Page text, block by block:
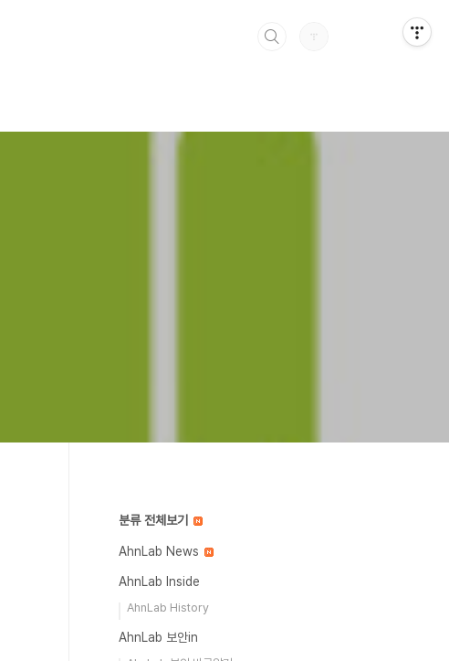
분류 전체보기
AhnLab News
AhnLab Inside
AhnLab History
AhnLab 보안in